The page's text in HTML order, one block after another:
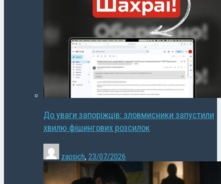
До уваги запоріжців: зловмисники запустили
хвилю фішингових розсилок
zapsich, 23/07/2026